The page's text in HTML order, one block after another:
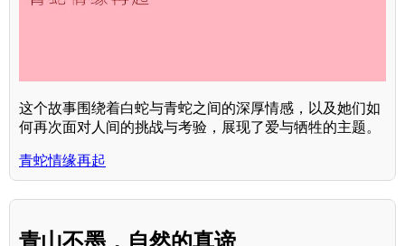
这个故事围绕着白蛇与青蛇之间的深厚情感，以及她们如
何再次面对人间的挑战与考验，展现了爱与牺牲的主题。
青蛇情缘再起